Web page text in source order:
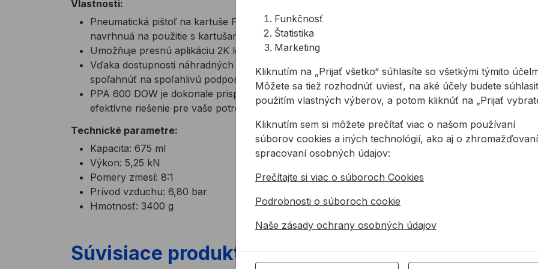
Vlastnosti:
Pneumatická pištoľ na kartuše PPA 600 DOW má pneumatický pohon a je špeciálne
navrhnuá na použitie s kartušami
Umožňuje presnú aplikáciu 2K lepidiel a tmelov formou guľôčkovej aplikácie
Vďaka dostupnosti náhradných dielov v Innotech a servisu spoločnosti sa môžete kedykoľvek
spoľahnúť na spoľahlivú podporu
PPA 600 DOW je dokonale prispôsobená novému systému DOW 8:1 a poskytuje vám
efektívne riešenie pre vaše potreby lepiacej technológie
Technické parametre:
Kapacita: 675 ml
Výkon: 5,25 kN
Pomery zmesí: 8:1
Prívod vzduchu: 6,80 bar
Hmotnosť: 3400 g
Súvisiace produkty
Funkčnosť
Štatistika
Marketing
Kliknutím na „Prijať všetko“ súhlasíte so všetkými týmito
Môžete sa tiež rozhodnúť uviesť, na aké účely budete
použitím vlastných výberov, a potom kliknúť na „Prijať
Kliknutím sem si môžete prečítať viac o našom používaní
súborov cookies a iných technológií, ako aj o
spracovaní osobných údajov:
Prečítajte si viac o súboroch Cookies
Podrobnosti o súboroch cookie
Naše zásady ochrany osobných údajov